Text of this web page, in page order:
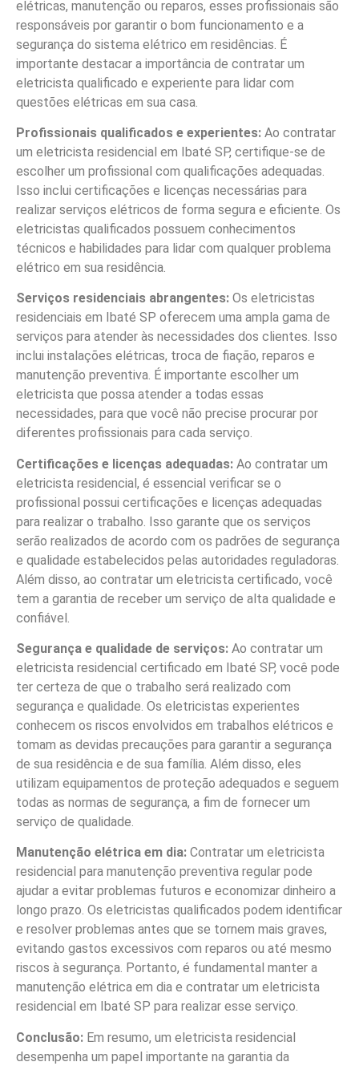
elétricas, manutenção ou reparos, esses profissionais são
responsáveis por garantir o bom funcionamento e a
segurança do sistema elétrico em residências. É
importante destacar a importância de contratar um
eletricista qualificado e experiente para lidar com
questões elétricas em sua casa.
Profissionais qualificados e experientes: Ao contratar
um eletricista residencial em Ibaté SP, certifique-se de
escolher um profissional com qualificações adequadas.
Isso inclui certificações e licenças necessárias para
realizar serviços elétricos de forma segura e eficiente. Os
eletricistas qualificados possuem conhecimentos
técnicos e habilidades para lidar com qualquer problema
elétrico em sua residência.
Serviços residenciais abrangentes: Os eletricistas
residenciais em Ibaté SP oferecem uma ampla gama de
serviços para atender às necessidades dos clientes. Isso
inclui instalações elétricas, troca de fiação, reparos e
manutenção preventiva. É importante escolher um
eletricista que possa atender a todas essas
necessidades, para que você não precise procurar por
diferentes profissionais para cada serviço.
Certificações e licenças adequadas: Ao contratar um
eletricista residencial, é essencial verificar se o
profissional possui certificações e licenças adequadas
para realizar o trabalho. Isso garante que os serviços
serão realizados de acordo com os padrões de segurança
e qualidade estabelecidos pelas autoridades reguladoras.
Além disso, ao contratar um eletricista certificado, você
tem a garantia de receber um serviço de alta qualidade e
confiável.
Segurança e qualidade de serviços: Ao contratar um
eletricista residencial certificado em Ibaté SP, você pode
ter certeza de que o trabalho será realizado com
segurança e qualidade. Os eletricistas experientes
conhecem os riscos envolvidos em trabalhos elétricos e
tomam as devidas precauções para garantir a segurança
de sua residência e de sua família. Além disso, eles
utilizam equipamentos de proteção adequados e seguem
todas as normas de segurança, a fim de fornecer um
serviço de qualidade.
Manutenção elétrica em dia: Contratar um eletricista
residencial para manutenção preventiva regular pode
ajudar a evitar problemas futuros e economizar dinheiro a
longo prazo. Os eletricistas qualificados podem identificar
e resolver problemas antes que se tornem mais graves,
evitando gastos excessivos com reparos ou até mesmo
riscos à segurança. Portanto, é fundamental manter a
manutenção elétrica em dia e contratar um eletricista
residencial em Ibaté SP para realizar esse serviço.
Conclusão: Em resumo, um eletricista residencial
desempenha um papel importante na garantia da